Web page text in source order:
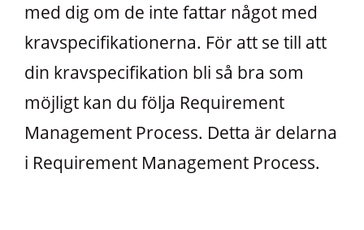
med dig om de inte fattar något med
kravspecifikationerna. För att se till att
din kravspecifikation bli så bra som
möjligt kan du följa Requirement
Management Process. Detta är delarna
i Requirement Management Process.